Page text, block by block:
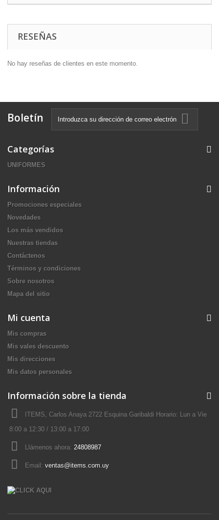
RESEÑAS
No hay reseñas de clientes en este momento.
Boletín
Categorías
UNIFORMES
Información
Promociones especiales
Novedades
Los más vendidos
Nuestras tiendas
Contáctenos
Términos y condiciones
Sobre nosotros
Mapa del sitio
Mi cuenta
Mis compras
Mis vales descuento
Mis direcciones
Mis datos personales
Información sobre la tienda
ITEMS, Carlos Anaya 2722 Esquina Garibaldi Horario: Lun a Vie
8:00 a 12:30 / 13:00 a 17:00
Llámenos ahora: 24808987
Email: ventas@items.com.uy